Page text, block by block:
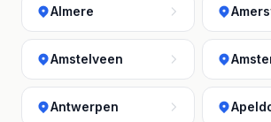
Almere
Amstelveen
Antwerpen